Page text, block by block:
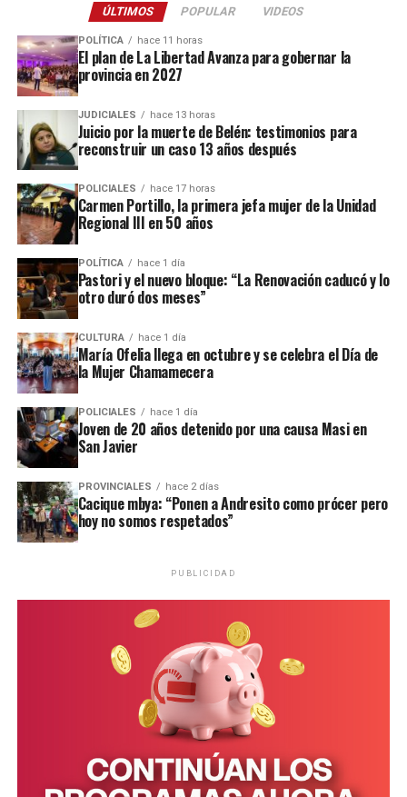
— GeoTechWar
(@geotechwar)July 29,
2026
escena relevaronrastros de sangre en un puente clandestino
lo cual refuerza la hipótesis de que Von Groll fue asesinado en la
localidad misionera de San Antonio y luego arrojado en territorio
brasileño.
Desde ese país consignaron, además, que la Policía Civil tiene
registras que vinculan al fallecido con delitos de narcotráfico,
ante lo cual los investigadores continúan recabando datos para
esclarecer el crimen, identificar responsables y determinar el
móvil.
Según la Policía Civil brasileña, Von Groll tenía vínculos con el
FOTOS: Jornal da Fronteira.
ÚLTIMOS POPULAR VIDEOS
POLÍTICA hace 11 horas
El plan de La Libertad Avanza para gobernar la
provincia en 2027
JUDICIALES hace 13 horas
Juicio por la muerte de Belén: testimonios para
reconstruir un caso 13 años después
POLICIALES hace 17 horas
Carmen Portillo, la primera jefa mujer de la Unidad
Regional III en 50 años
POLÍTICA hace 1 día
Pastori y el nuevo bloque: “La Renovación caducó y lo
otro duró dos meses”
CULTURA hace 1 día
María Ofelia llega en octubre y se celebra el Día de
la Mujer Chamamecera
POLICIALES hace 1 día
Joven de 20 años detenido por una causa Masi en
San Javier
PROVINCIALES hace 2 días
Cacique mbya: “Ponen a Andresito como prócer pero
hoy no somos respetados”
PUBLICIDAD